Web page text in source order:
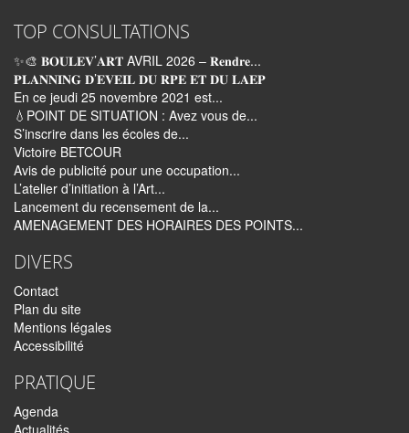
TOP CONSULTATIONS
✨🎨 𝐁𝐎𝐔𝐋𝐄𝐕’𝐀𝐑𝐓 AVRIL 2026 – 𝐑𝐞𝐧𝐝𝐫𝐞...
𝐏𝐋𝐀𝐍𝐍𝐈𝐍𝐆 𝐃’𝐄𝐕𝐄𝐈𝐋 𝐃𝐔 𝐑𝐏𝐄 𝐄𝐓 𝐃𝐔 𝐋𝐀𝐄𝐏
En ce jeudi 25 novembre 2021 est...
💧POINT DE SITUATION : Avez vous de...
S’inscrire dans les écoles de...
Victoire BETCOUR
Avis de publicité pour une occupation...
L’atelier d’initiation à l’Art...
Lancement du recensement de la...
AMENAGEMENT DES HORAIRES DES POINTS...
DIVERS
Contact
Plan du site
Mentions légales
Accessibilité
PRATIQUE
Agenda
Actualités